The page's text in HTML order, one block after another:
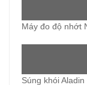
Máy đo độ nhớt
Súng khói Aladin